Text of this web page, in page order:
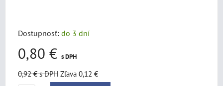
Dostupnosť: do 3 dní
0,80 € s DPH
0,92 €s DPH Zľava 0,12 €